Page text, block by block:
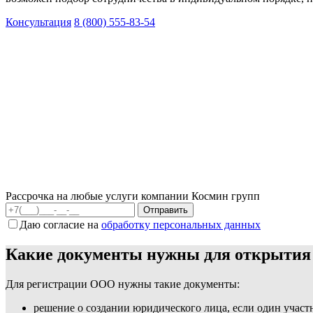
Консультация 8 (800) 555-83-54
Рассрочка на любые услуги компании Космин групп
Даю согласие на обработку персональных данных
Какие документы нужны для
Для регистрации ООО нужны такие документы:
решение о создании юридического лица, если один